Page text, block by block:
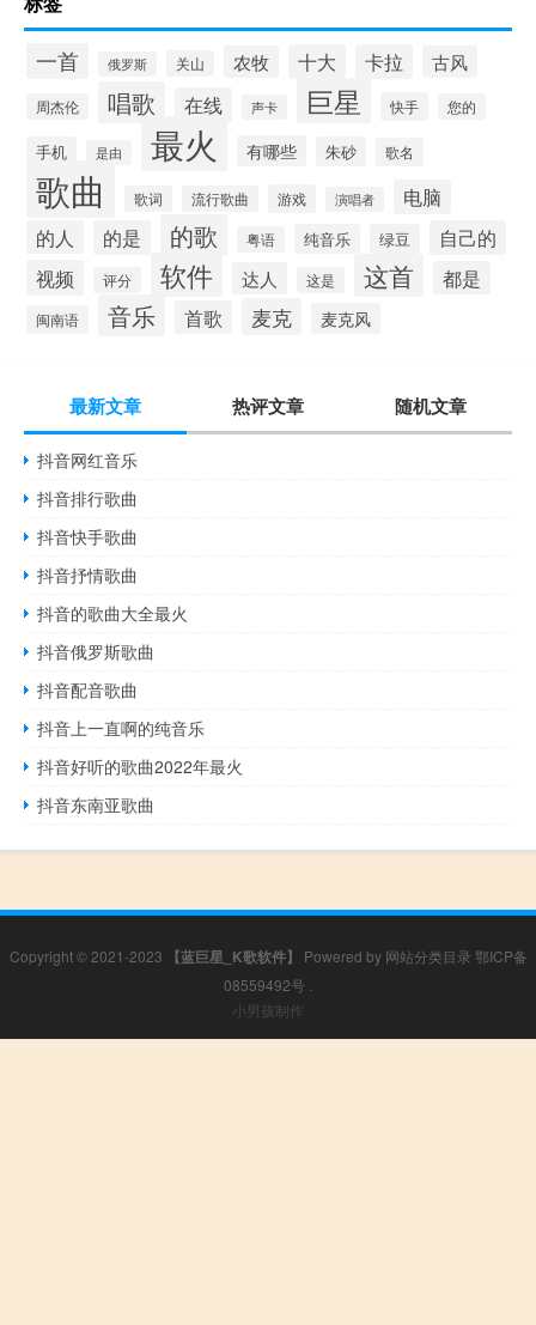
一首 俄罗斯 关山 农牧 十大 卡拉 古风
周杰伦 唱歌 在线 声卡 巨星 快手 您的
手机 是由 最火 有哪些 朱砂 歌名
歌曲 歌词 流行歌曲 游戏 演唱者 电脑
的人 的是 的歌 粤语 纯音乐 绿豆 自己的
视频 评分 软件 达人 这是 这首 都是
闽南语 音乐 首歌 麦克 麦克风
最新文章 热评文章 随机文章
抖音网红音乐
抖音排行歌曲
抖音快手歌曲
抖音抒情歌曲
抖音的歌曲大全最火
抖音俄罗斯歌曲
抖音配音歌曲
抖音上一直啊的纯音乐
抖音好听的歌曲2022年最火
抖音东南亚歌曲
Copyright © 2021-2023 【蓝巨星_K歌软件】 Powered by 网站分类目录 鄂ICP备
08559492号
小男孩制作